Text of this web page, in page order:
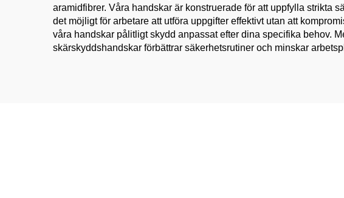
aramidfibrer. Våra handskar är konstruerade för att uppfylla strikta
det möjligt för arbetare att utföra uppgifter effektivt utan att
våra handskar pålitligt skydd anpassat efter dina specifika behov.
skärskyddshandskar förbättrar säkerhetsrutiner och minskar